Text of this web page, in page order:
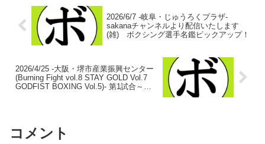
2026/6/7 -岐阜・じゅうろくプラザ-
sakanaチャンネルより配信いたします
(雑) ボクシング選手名鑑ピックアップ！
2026/4/25 -大阪・堺市産業振興センター
(Burning Fight vol.8 STAY GOLD Vol.7
GODFIST BOXING Vol.5)- 第1試合～第3
コメント